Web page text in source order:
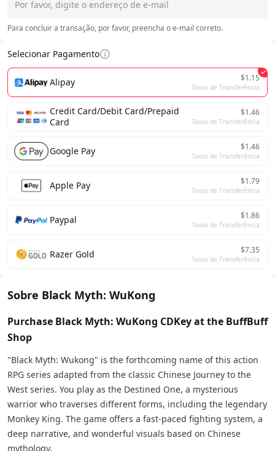
Para concluir a transação, por favor, preencha o e-mail correto.
Selecionar Pagamento
Alipay $1.15
Taxas de Transferência
Credit Card/Debit Card/Prepaid
Card
$1.46
Taxas de Transferência
Google Pay $1.46
Taxas de Transferência
Apple Pay $1.79
Taxas de Transferência
Paypal $1.86
Taxas de Transferência
Razer Gold $7.35
Taxas de Transferência
Sobre Black Myth: WuKong
Purchase Black Myth: WuKong CDKey at the BuffBuff
Shop
"Black Myth: Wukong" is the forthcoming name of this action
RPG series adapted from the classic Chinese Journey to the
West series. You play as the Destined One, a mysterious
warrior who traverses different forms, including the legendary
Monkey King. The game offers a fast-paced fighting system, a
deep narrative, and wonderful visuals based on Chinese
mythology.